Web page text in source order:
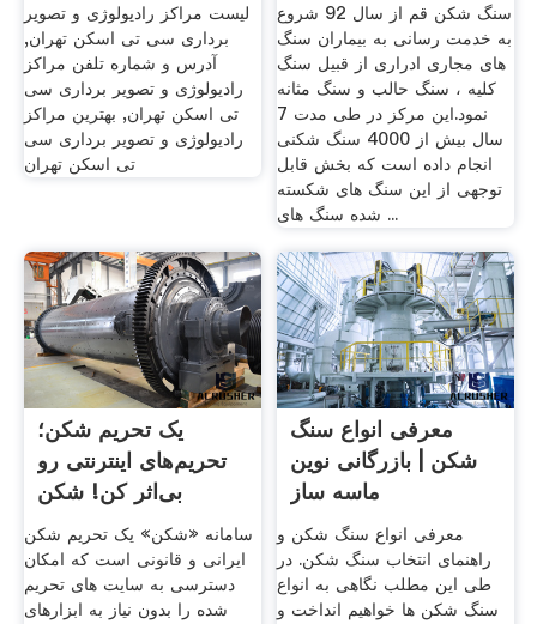
لیست مراکز رادیولوژی و تصویر
برداری سی تی اسکن تهران,
آدرس و شماره تلفن مراکز
رادیولوژی و تصویر برداری سی
تی اسکن تهران, بهترین مراکز
رادیولوژی و تصویر برداری سی
تی اسکن تهران
سنگ شکن قم از سال 92 شروع
به خدمت رسانی به بیماران سنگ
های مجاری ادراری از قبیل سنگ
کلیه ، سنگ حالب و سنگ مثانه
نمود.این مرکز در طی مدت 7
سال بیش از 4000 سنگ شکنی
انجام داده است که بخش قابل
توجهی از این سنگ های شکسته
شده سنگ های ...
یک تحریم شکن؛
تحریم‌های اینترنتی رو
بی‌اثر کن! شکن
سامانه «شکن» یک تحریم شکن
ایرانی و قانونی است که امکان
دسترسی به سایت های تحریم
شده را بدون نیاز به ابزارهای
معرفی انواع سنگ
شکن | بازرگانی نوین
ماسه ساز
معرفی انواع سنگ شکن و
راهنمای انتخاب سنگ شکن. در
طی این مطلب نگاهی به انواع
سنگ شکن ها خواهیم انداخت و